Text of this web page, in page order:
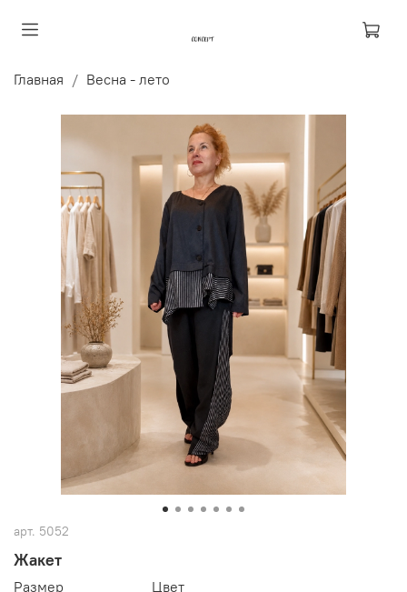
Главная Весна - лето
арт. 5052
Жакет
Размер Цвет